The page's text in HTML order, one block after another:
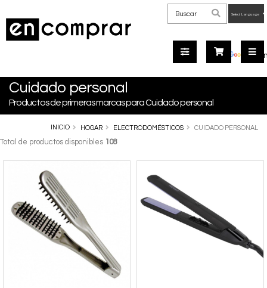
by
Cuidado personal
Productos de primeras marcas para Cuidado personal
INICIO HOGAR ELECTRODOMÉSTICOS CUIDADO PERSONAL
Total de productos disponibles 108